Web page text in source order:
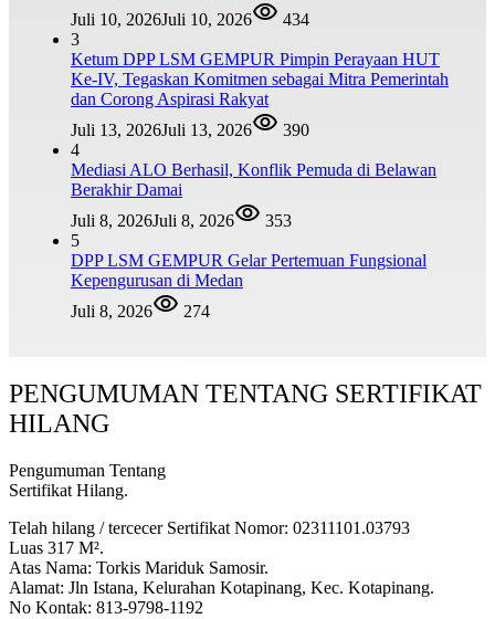
Juli 10, 2026Juli 10, 2026
434
3
Ketum DPP LSM GEMPUR Pimpin Perayaan HUT
Ke-IV, Tegaskan Komitmen sebagai Mitra Pemerintah
dan Corong Aspirasi Rakyat
Juli 13, 2026Juli 13, 2026
390
4
Mediasi ALO Berhasil, Konflik Pemuda di Belawan
Berakhir Damai
Juli 8, 2026Juli 8, 2026
353
5
DPP LSM GEMPUR Gelar Pertemuan Fungsional
Kepengurusan di Medan
Juli 8, 2026
274
PENGUMUMAN TENTANG SERTIFIKAT
HILANG
Pengumuman Tentang
Sertifikat Hilang.
Telah hilang / tercecer Sertifikat Nomor: 02311101.03793
Luas 317 M².
Atas Nama: Torkis Mariduk Samosir.
Alamat: Jln Istana, Kelurahan Kotapinang, Kec. Kotapinang.
No Kontak: 813-9798-1192